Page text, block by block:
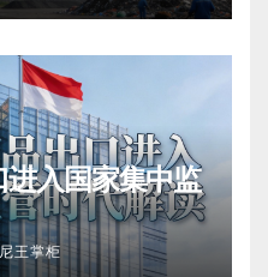
入国家集中监
王掌柜